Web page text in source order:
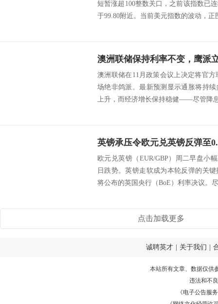
短暂涨超100整数关口，之前该指数已
于99.80附近。当前美元指数的波动，正
澳洲联储在11月政策会议上决定将官
场绝非鸽派。最新预测显示通胀将持
上升，而经济增长保持稳健——尽管降
欧元兑英镑（EUR/GBP）周二早盘小
日跌势。英镑走软成为本轮反弹的关
将公布的英国央行（BoE）利率决议。
点击加载更多
诚聘英才 关于我们
本站所有文章、数据仅供
违法和不
《电子公告服务